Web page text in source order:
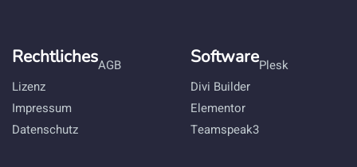
RechtlichesAGB
Lizenz
Impressum
Datenschutz
SoftwarePlesk
Divi Builder
Elementor
Teamspeak3